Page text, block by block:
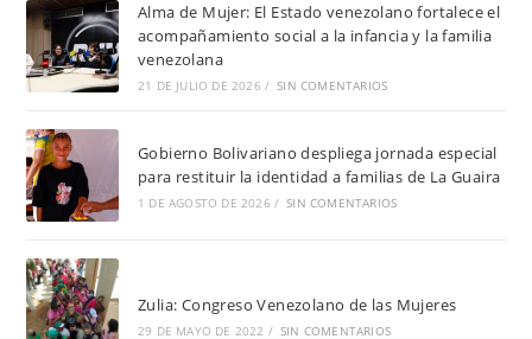
Alma de Mujer: El Estado venezolano fortalece el
acompañamiento social a la infancia y la familia
venezolana
21 DE JULIO DE 2026 / SIN COMENTARIOS
Gobierno Bolivariano despliega jornada especial
para restituir la identidad a familias de La Guaira
1 DE AGOSTO DE 2026 / SIN COMENTARIOS
Zulia: Congreso Venezolano de las Mujeres
29 DE MAYO DE 2022 / SIN COMENTARIOS